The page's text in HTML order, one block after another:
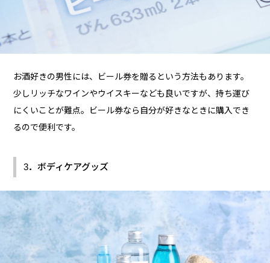
お酒好きの男性には、ビール券を贈るという方法もあります。
少しリッチなワインやウイスキーなども良いですが、持ち運び
にくいことが難点。ビール券なら自分が好きなときに購入でき
るので便利です。
3．ボディケアグッズ